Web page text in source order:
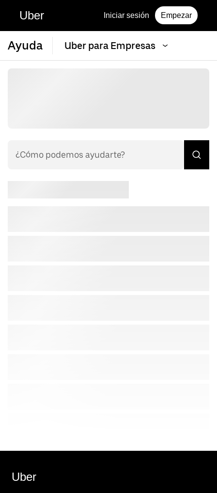
Uber Iniciar sesión Empezar
Ayuda Uber para Empresas
Uber